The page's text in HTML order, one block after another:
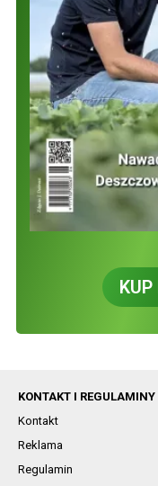
KONTAKT I REGULAMINY
Kontakt
Reklama
Regulamin